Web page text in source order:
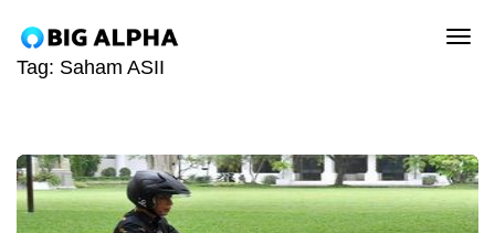
Tag: Saham ASII